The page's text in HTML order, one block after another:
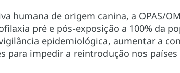
humana de origem canina, a OPAS/
pré e pós-exposição a 100% da
epidemiológica, aumentar a
para impedir a reintrodução nos